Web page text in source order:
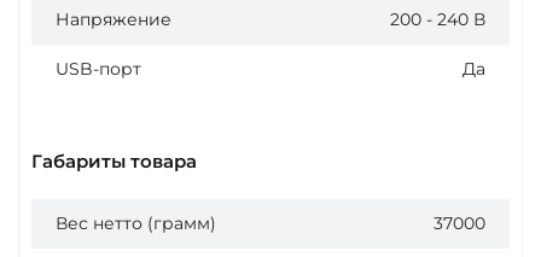
Напряжение 200 - 240 В
USB-порт Да
Габариты товара
Вес нетто (грамм) 37000